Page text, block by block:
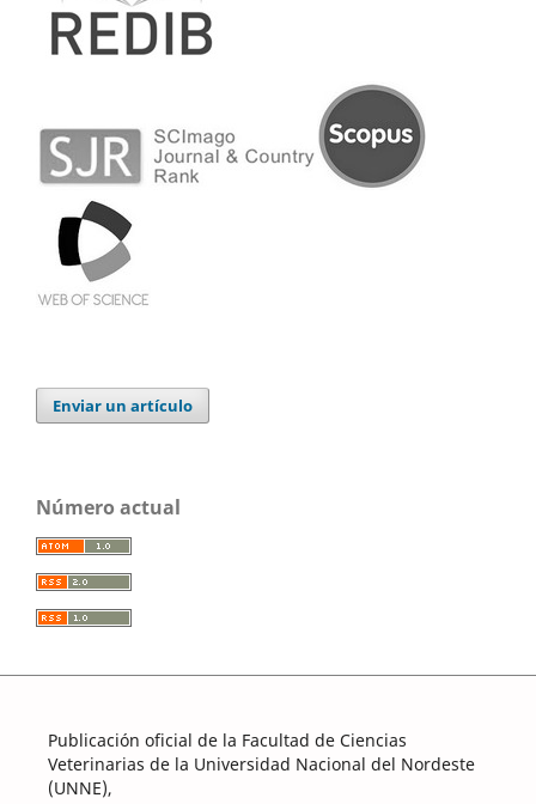
Enviar un artículo
Número actual
Publicación oficial de la Facultad de Ciencias
Veterinarias de la Universidad Nacional del Nordeste
(UNNE),